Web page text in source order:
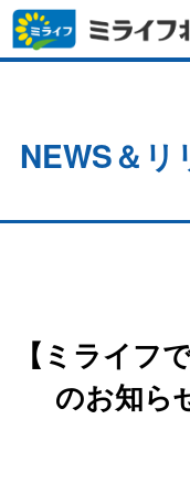
NEWS＆リ
【ミライフ
のお知ら